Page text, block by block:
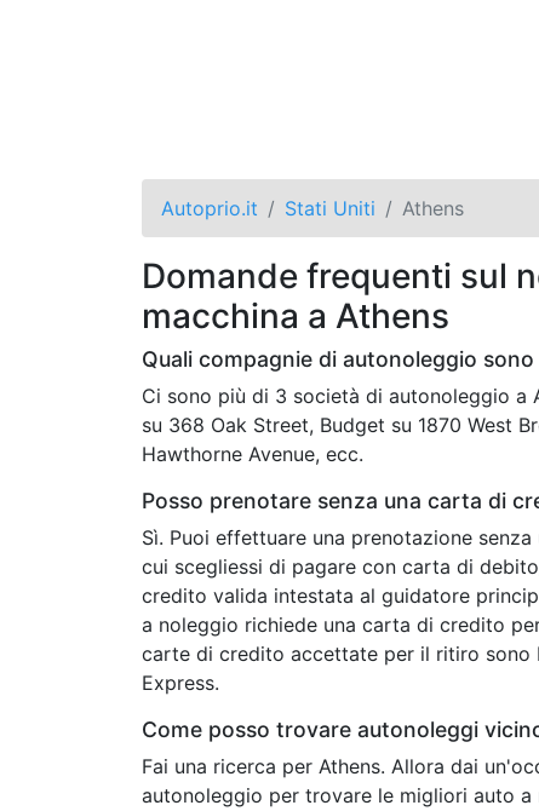
Autoprio.it Stati Uniti Athens
Domande frequenti sul
macchina a Athens
Quali compagnie di autonoleggio
Ci sono più di 3 società di autonoleggio a
su 368 Oak Street, Budget su 1870 West
Hawthorne Avenue, ecc.
Posso prenotare senza una carta di
Sì. Puoi effettuare una prenotazione
cui scegliessi di pagare con carta di
credito valida intestata al guidatore
a noleggio richiede una carta di credito
carte di credito accettate per il ritiro sono
Express.
Come posso trovare autonoleggi
Fai una ricerca per Athens. Allora dai
autonoleggio per trovare le migliori auto a